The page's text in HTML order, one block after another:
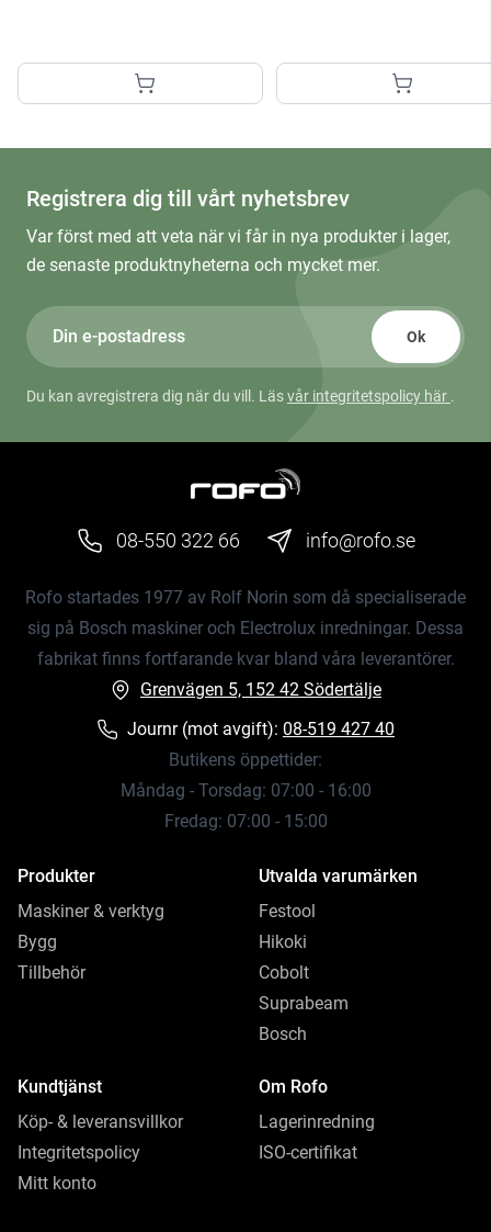
Registrera dig till vårt nyhetsbrev
Var först med att veta när vi får in nya produkter i lager,
de senaste produktnyheterna och mycket mer.
Ok
Du kan avregistrera dig när du vill. Läsvår integritetspolicy här .
08-550 322 66 info@rofo.se
Rofo startades 1977 av Rolf Norin som då specialiserade
sig på Bosch maskiner och Electrolux inredningar. Dessa
fabrikat finns fortfarande kvar bland våra leverantörer.
Grenvägen 5, 152 42 Södertälje
Journr (mot avgift): 08-519 427 40
Butikens öppettider:
Måndag - Torsdag: 07:00 - 16:00
Fredag: 07:00 - 15:00
Produkter
Maskiner & verktyg
Bygg
Tillbehör
Utvalda varumärken
Festool
Hikoki
Cobolt
Suprabeam
Bosch
Kundtjänst
Köp- & leveransvillkor
Integritetspolicy
Mitt konto
Om Rofo
Lagerinredning
ISO-certifikat